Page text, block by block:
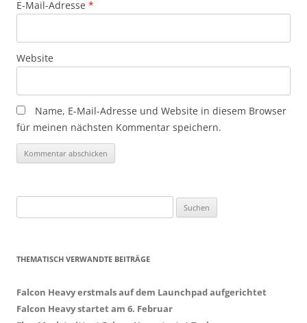
E-Mail-Adresse *
Website
Name, E-Mail-Adresse und Website in diesem Browser
für meinen nächsten Kommentar speichern.
nach:
THEMATISCH VERWANDTE BEITRÄGE
Falcon Heavy erstmals auf dem Launchpad aufgerichtet
Falcon Heavy startet am 6. Februar